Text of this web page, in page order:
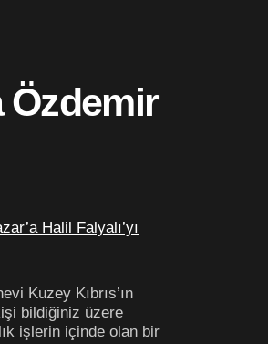
Özdemir
Halil Falyalı’yı
Kuzey Kıbrıs’ın
bildiğiniz üzere
işlerin içinde olan bir